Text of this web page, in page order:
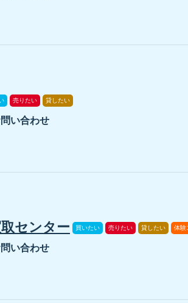
売りたい 貸したい
い合わせ
センター 買いたい 売りたい 貸したい 体験
い合わせ